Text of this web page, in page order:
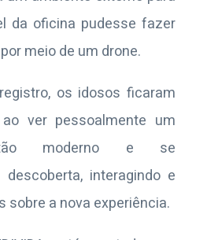
da oficina pudesse fazer
meio de um drone.
os idosos ficaram
ver pessoalmente um
tão moderno e se
interagindo e
sobre a nova experiência.